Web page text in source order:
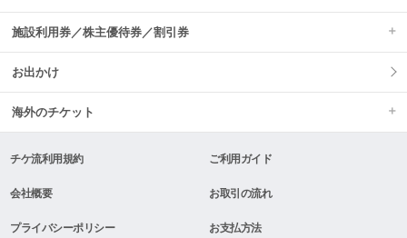
施設利用券／株主優待券／割引券
お出かけ
海外のチケット
チケ流利用規約 ご利用ガイド
会社概要 お取引の流れ
プライバシーポリシー お支払方法